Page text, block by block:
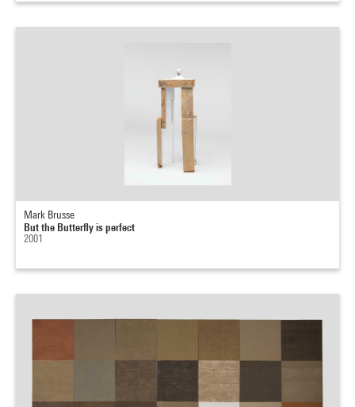
Mark Brusse
But the Butterfly is perfect
2001